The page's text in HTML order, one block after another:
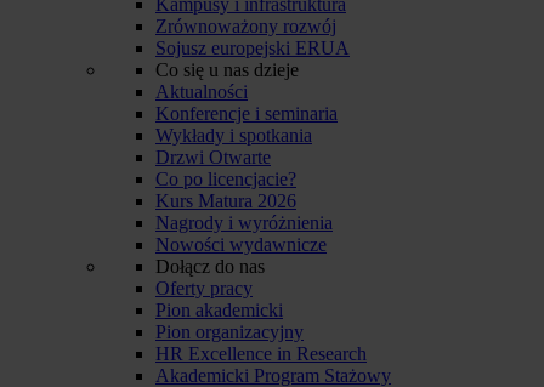
Zrównoważony rozwój
Sojusz europejski ERUA
Co się u nas dzieje
Aktualności
Konferencje i seminaria
Wykłady i spotkania
Drzwi Otwarte
Co po licencjacie?
Kurs Matura 2026
Nagrody i wyróżnienia
Nowości wydawnicze
Dołącz do nas
Oferty pracy
Pion akademicki
Pion organizacyjny
HR Excellence in Research
Akademicki Program Stażowy